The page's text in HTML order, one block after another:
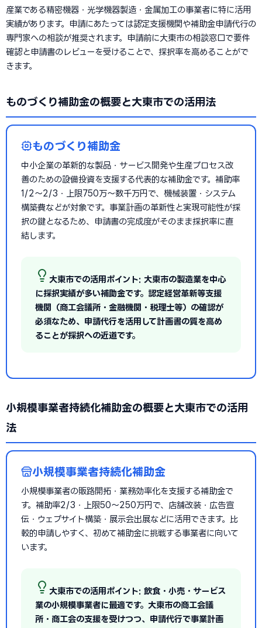
産業である精密機器・光学機器製造・金属加工の事業者に特に活用
実績があります。申請にあたっては認定支援機関や補助金申請代行の
専門家への相談が推奨されます。申請前に大東市の相談窓口で要件
確認と申請書のレビューを受けることで、採択率を高めることがで
きます。
ものづくり補助金の概要と大東市での活用法
ものづくり補助金
中小企業の革新的な製品・サービス開発や生産プロセス改
善のための設備投資を支援する代表的な補助金です。補助率
1/2〜2/3・上限750万〜数千万円で、機械装置・システム
構築費などが対象です。事業計画の革新性と実現可能性が採
択の鍵となるため、申請書の完成度がそのまま採択率に直
結します。
大東市での活用ポイント: 大東市の製造業を中心
に採択実績が多い補助金です。認定経営革新等支援
機関（商工会議所・金融機関・税理士等）の確認が
必須なため、申請代行を活用して計画書の質を高め
ることが採択への近道です。
小規模事業者持続化補助金の概要と大東市での活用
法
小規模事業者持続化補助金
小規模事業者の販路開拓・業務効率化を支援する補助金で
す。補助率2/3・上限50〜250万円で、店舗改装・広告宣
伝・ウェブサイト構築・展示会出展などに活用できます。比
較的申請しやすく、初めて補助金に挑戦する事業者に向いて
います。
大東市での活用ポイント: 飲食・小売・サービス
業の小規模事業者に最適です。大東市の商工会議
所・商工会の支援を受けつつ、申請代行で事業計画